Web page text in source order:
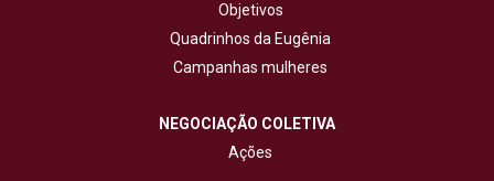
Objetivos
Quadrinhos da Eugênia
Campanhas mulheres
NEGOCIAÇÃO COLETIVA
Ações